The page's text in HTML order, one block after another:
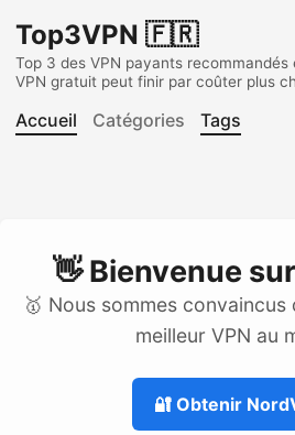
Top3VPN 🇫🇷
Top 3 des VPN payants recommandés
VPN gratuit peut finir par coûter plus
Accueil Catégories Tags
👋 Bienvenue sur
🥇 Nous sommes
meilleur VPN au
🔐Obtenir